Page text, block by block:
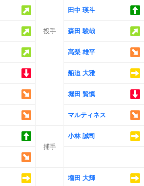
投手
田中 瑛斗
森田 駿哉
高梨 雄平
船迫 大雅
堀田 賢慎
マルティネス
捕手
小林 誠司
増田 大輝